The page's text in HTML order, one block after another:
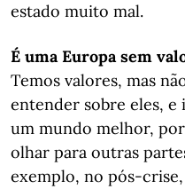
estado muito mal.
É uma Europa sem
Temos valores, mas
entender sobre eles,
um mundo melhor,
olhar para outras
exemplo, no pós-